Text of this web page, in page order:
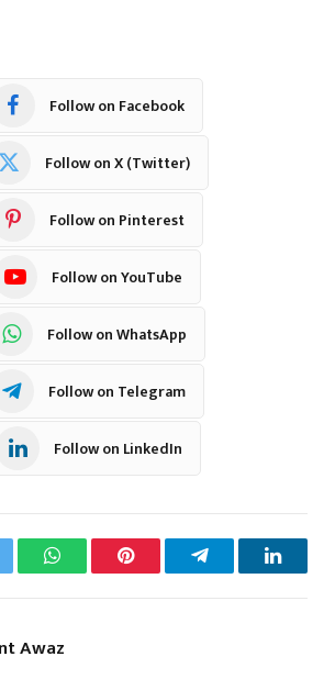
Follow on Facebook
Follow on X (Twitter)
Follow on Pinterest
Follow on YouTube
Follow on WhatsApp
Follow on Telegram
Follow on LinkedIn
WhatsAppPinterest Telegram
Awaz